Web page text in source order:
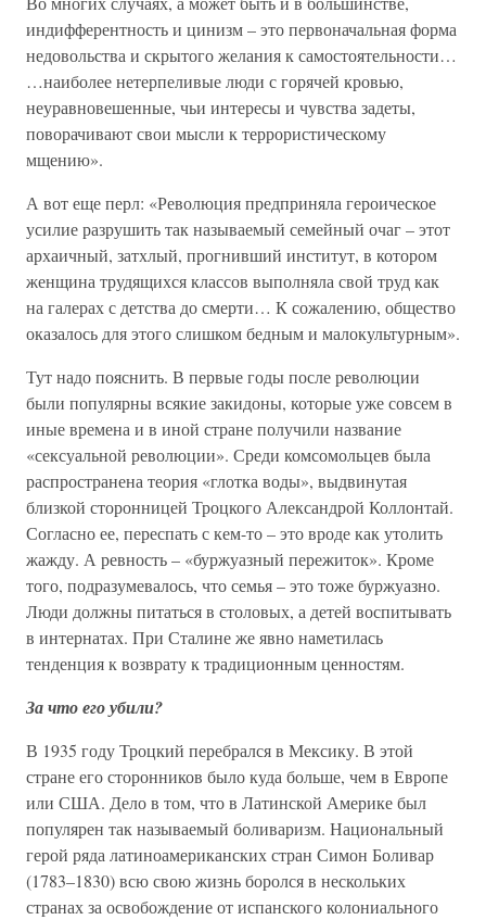
индифферентность и цинизм – это первоначальная форма
недовольства и скрытого желания к самостоятельности…
…наиболее нетерпеливые люди с горячей кровью,
неуравновешенные, чьи интересы и чувства задеты,
поворачивают свои мысли к террористическому
мщению».
А вот еще перл: «Революция предприняла героическое
усилие разрушить так называемый семейный очаг – этот
архаичный, затхлый, прогнивший институт, в котором
женщина трудящихся классов выполняла свой труд как
на галерах с детства до смерти… К сожалению, общество
оказалось для этого слишком бедным и малокультурным».
Тут надо пояснить. В первые годы после революции
были популярны всякие закидоны, которые уже совсем в
иные времена и в иной стране получили название
«сексуальной революции». Среди комсомольцев была
распространена теория «глотка воды», выдвинутая
близкой сторонницей Троцкого Александрой Коллонтай.
Согласно ее, переспать с кем-то – это вроде как утолить
жажду. А ревность – «буржуазный пережиток». Кроме
того, подразумевалось, что семья – это тоже буржуазно.
Люди должны питаться в столовых, а детей воспитывать
в интернатах. При Сталине же явно наметилась
тенденция к возврату к традиционным ценностям.
За что его убили?
В 1935 году Троцкий перебрался в Мексику. В этой
стране его сторонников было куда больше, чем в Европе
или США. Дело в том, что в Латинской Америке был
популярен так называемый боливаризм. Национальный
герой ряда латиноамериканских стран Симон Боливар
(1783–1830) всю свою жизнь боролся в нескольких
странах за освобождение от испанского колониального